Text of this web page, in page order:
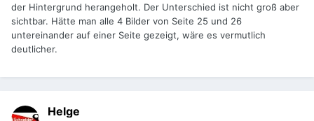
der Hintergrund herangeholt. Der Unterschied ist nicht groß aber
sichtbar. Hätte man alle 4 Bilder von Seite 25 und 26
untereinander auf einer Seite gezeigt, wäre es vermutlich
deutlicher.
Helge